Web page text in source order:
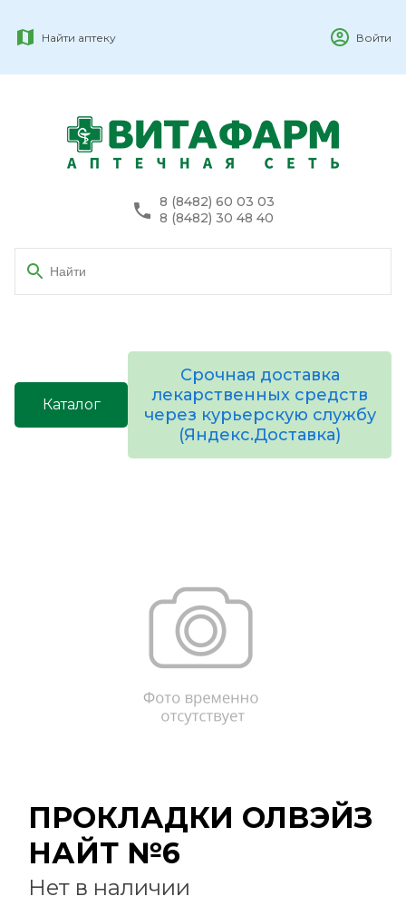
Найти аптеку Войти
8 (8482) 60 03 03
8 (8482) 30 48 40
Каталог
Срочная доставка
лекарственных средств
через курьерскую службу
(Яндекс.Доставка)
ПРОКЛАДКИ ОЛВЭЙЗ
НАЙТ №6
Нет в наличии